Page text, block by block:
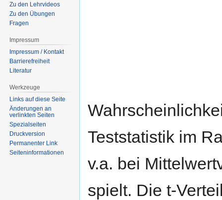
Teststatistik im
v.a. bei
spielt. Die t-
Zu den Lehrvideos
Zu den Übungen
Fragen
Impressum
Impressum / Kontakt
Barrierefreiheit
Literatur
Werkzeuge
Links auf diese Seite
Änderungen an
verlinkten Seiten
Spezialseiten
Druckversion
Permanenter Link
Seiten­informationen